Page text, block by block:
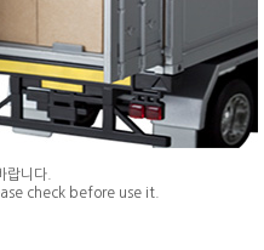
랍니다.
check before use it.